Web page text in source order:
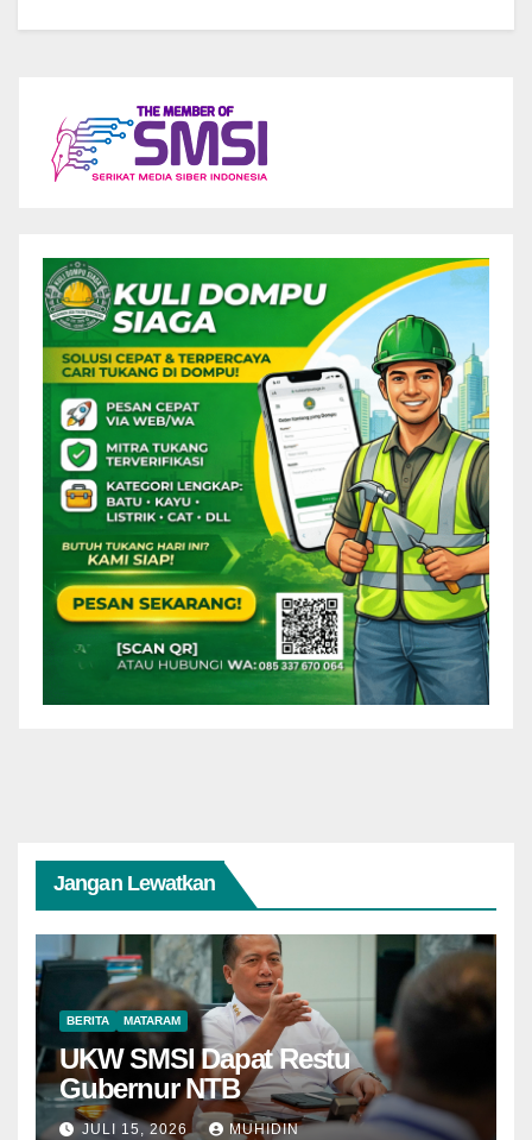
Jangan Lewatkan
BERITA MATARAM
UKW SMSI Dapat Restu
Gubernur NTB
JULI 15, 2026 MUHIDIN